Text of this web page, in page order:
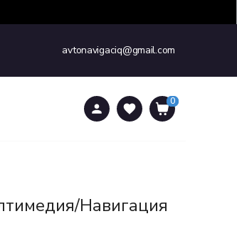
avtonavigaciq@gmail.com
0
0
Навигация